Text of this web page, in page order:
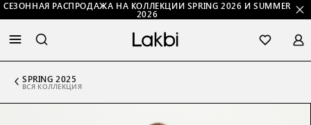
СЕЗОННАЯ РАСПРОДАЖА НА КОЛЛЕКЦИИ SPRING 2026 И SUMMER
2026
SPRING 2025
ВСЯ КОЛЛЕКЦИЯ